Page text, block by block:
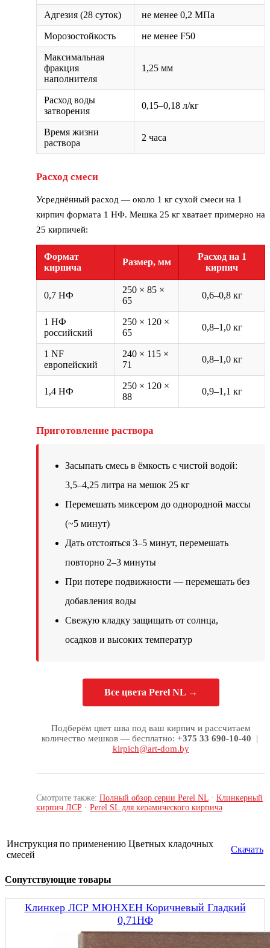
Адгезия (28 суток) не менее 0,2 МПа
Морозостойкость не менее F50
Максимальная
фракция
наполнителя
1,25 мм
Расход воды
затворения
0,15–0,18 л/кг
Время жизни
раствора
2 часа
Расход смеси
Усреднённый расход — около 1 кг сухой смеси на 1
кирпич формата 1 НФ. Мешка 25 кг хватает примерно на
25 кирпичей:
Формат
кирпича
Размер, мм
Расход на 1
кирпич
0,7 НФ
250 × 85 ×
65
0,6–0,8 кг
1 НФ
российский
250 × 120 ×
65
0,8–1,0 кг
1 NF
европейский
240 × 115 ×
71
0,8–1,0 кг
1,4 НФ
250 × 120 ×
88
0,9–1,1 кг
Приготовление раствора
Засыпать смесь в ёмкость с чистой водой:
3,5–4,25 литра на мешок 25 кг
Перемешать миксером до однородной массы
(~5 минут)
Дать отстояться 3–5 минут, перемешать
повторно 2–3 минуты
При потере подвижности — перемешать без
добавления воды
Свежую кладку защищать от солнца,
осадков и высоких температур
Все цвета Perel NL →
Подберём цвет шва под ваш кирпич и рассчитаем
количество мешков — бесплатно: +375 33 690-10-40 |
kirpich@art-dom.by
Смотрите также: Полный обзор серии Perel NL · Клинкерный
кирпич ЛСР · Perel SL для керамического кирпича
Инструкция по применению Цветных кладочных
смесей
Скачать
Сопутствующие товары
Клинкер ЛСР МЮНХЕН Коричневый Гладкий
0,71НФ